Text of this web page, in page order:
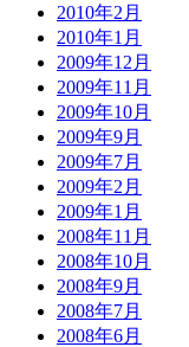
2010年2月
2010年1月
2009年12月
2009年11月
2009年10月
2009年9月
2009年7月
2009年2月
2009年1月
2008年11月
2008年10月
2008年9月
2008年7月
2008年6月